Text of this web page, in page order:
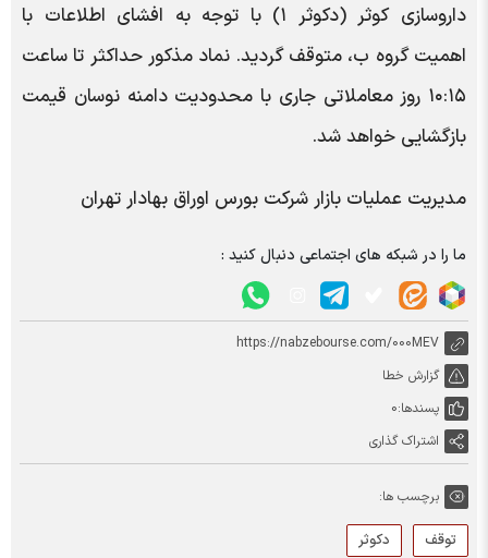
داروسازی کوثر (دکوثر ۱) با توجه به افشای اطلاعات با
اهمیت گروه ب، متوقف گردید. نماد مذکور حداکثر تا ساعت
۱۰:۱۵ روز معاملاتی جاری با محدودیت دامنه نوسان قیمت
بازگشایی خواهد شد.
مدیریت عملیات بازار شرکت بورس اوراق بهادار تهران
ما را در شبکه های اجتماعی دنبال کنید :
https://nabzebourse.com/000MEV
گزارش خطا
پسندها:0
اشتراک گذاری
برچسب ها:
توقف دکوثر